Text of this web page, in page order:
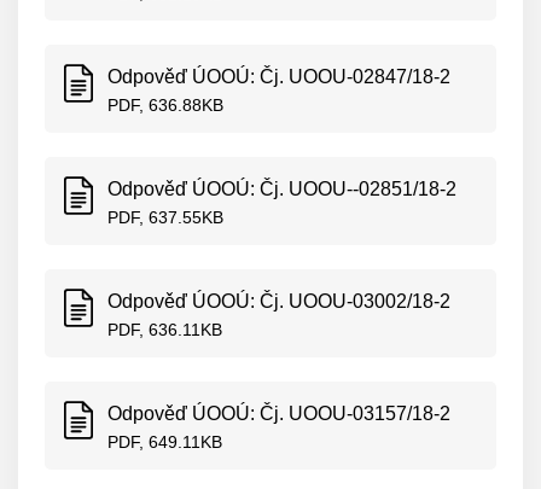
Odpověď ÚOOÚ: Čj. UOOU-02847/18-2
PDF, 636.88KB
Odpověď ÚOOÚ: Čj. UOOU--02851/18-2
PDF, 637.55KB
Odpověď ÚOOÚ: Čj. UOOU-03002/18-2
PDF, 636.11KB
Odpověď ÚOOÚ: Čj. UOOU-03157/18-2
PDF, 649.11KB